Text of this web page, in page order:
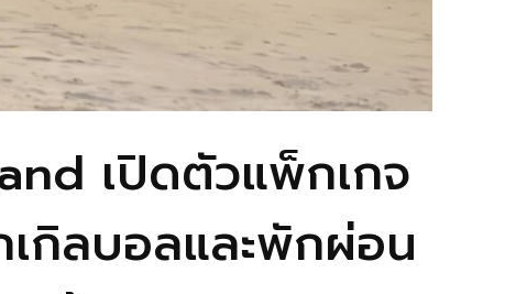
เปิดตัวแพ็กเกจ
กิลบอลและพักผ่อน